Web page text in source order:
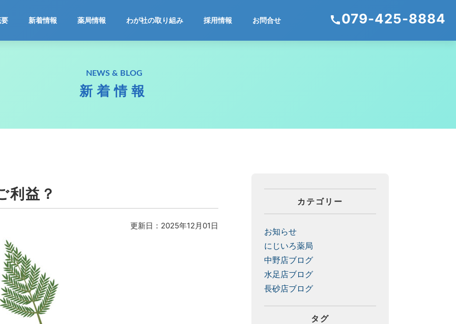
新着情報 薬局情報 わが社の取り組み 採用情報 お問合せ call079-425-8884
ホーム
新着情報
NEWS & BLOG
新着情報
利益？
更新日：2025年12月01日
カテゴリー
お知らせ
にじいろ薬局
中野店ブログ
水足店ブログ
長砂店ブログ
タグ